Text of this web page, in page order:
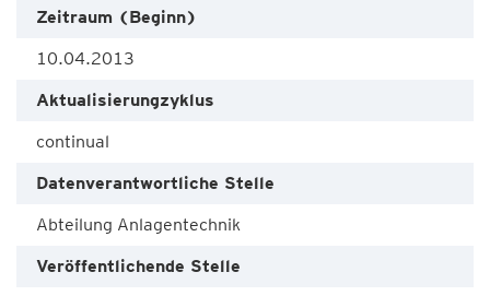
Zeitraum (Beginn)
10.04.2013
Aktualisierungzyklus
continual
Datenverantwortliche Stelle
Abteilung Anlagentechnik
Veröffentlichende Stelle